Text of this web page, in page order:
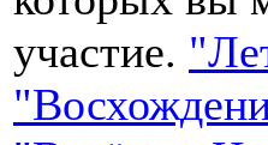
участие.